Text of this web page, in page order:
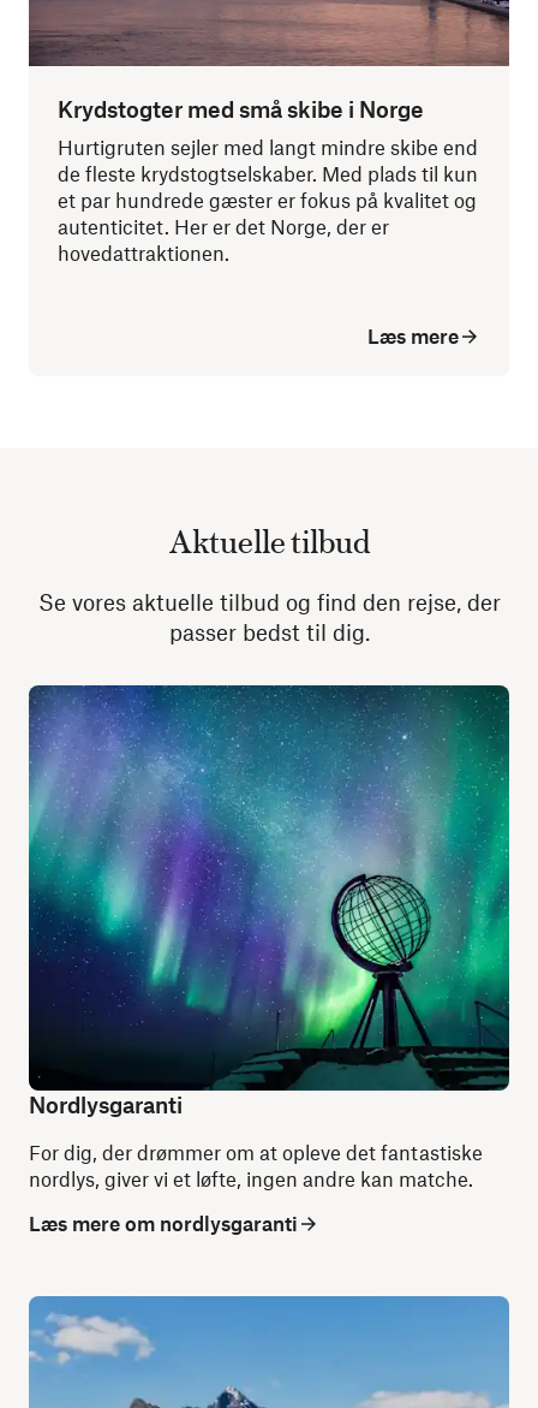
Krydstogter med små skibe i Norge
Hurtigruten sejler med langt mindre skibe end
de fleste krydstogtselskaber. Med plads til kun
et par hundrede gæster er fokus på kvalitet og
autenticitet. Her er det Norge, der er
hovedattraktionen.
Læs mere
Aktuelle tilbud
Se vores aktuelle tilbud og find den rejse, der
passer bedst til dig.
Nordlysgaranti
For dig, der drømmer om at opleve det fantastiske
nordlys, giver vi et løfte, ingen andre kan matche.
Læs mere om nordlysgaranti